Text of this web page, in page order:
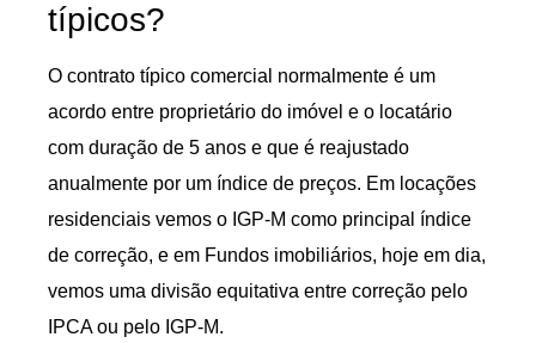
típicos?
O contrato típico comercial normalmente é um
acordo entre proprietário do imóvel e o locatário
com duração de 5 anos e que é reajustado
anualmente por um índice de preços. Em locações
residenciais vemos o IGP-M como principal índice
de correção, e em Fundos imobiliários, hoje em dia,
vemos uma divisão equitativa entre correção pelo
IPCA ou pelo IGP-M.